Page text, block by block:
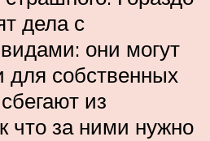
дела с
они могут
собственных
из
что за ними нужно